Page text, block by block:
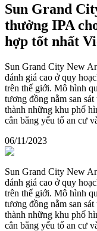
Sun Grand
thưởng IPA
hợp tốt nhất
Sun Grand City New
đánh giá cao ở quy
trên thế giới. Mô hình
tương đồng nằm san
thành những khu phố
cân bằng yếu tố an cư
06/11/2023
Sun Grand City New
đánh giá cao ở quy
trên thế giới. Mô hình
tương đồng nằm san
thành những khu phố
cân bằng yếu tố an cư